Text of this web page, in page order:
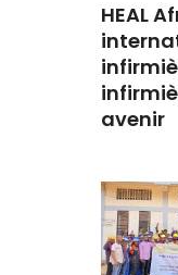
HEAL
avenir